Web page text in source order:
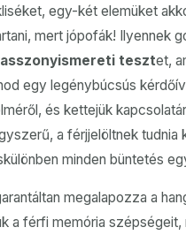
egy-két elemüket
mert jópofák! Ilyennek
tesztet,
egy legénybúcsús
és kettejük
a férjjelöltnek tudnia
minden büntetés
megalapozza a
a férfi memória szépségeit,